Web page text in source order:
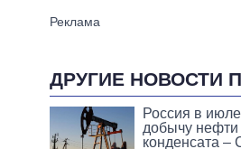
ДРУГИЕ НОВОСТИ
Россия в
добычу нефти
конденсата –